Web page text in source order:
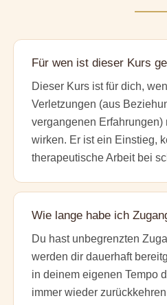
Für wen ist dieser Kurs
Dieser Kurs ist für dich,
Verletzungen (aus
vergangenen Erfahrungen)
wirken. Er ist ein Einstieg,
therapeutische Arbeit bei
Wie lange habe ich
Du hast unbegrenzten
werden dir dauerhaft
in deinem eigenen Tempo
immer wieder